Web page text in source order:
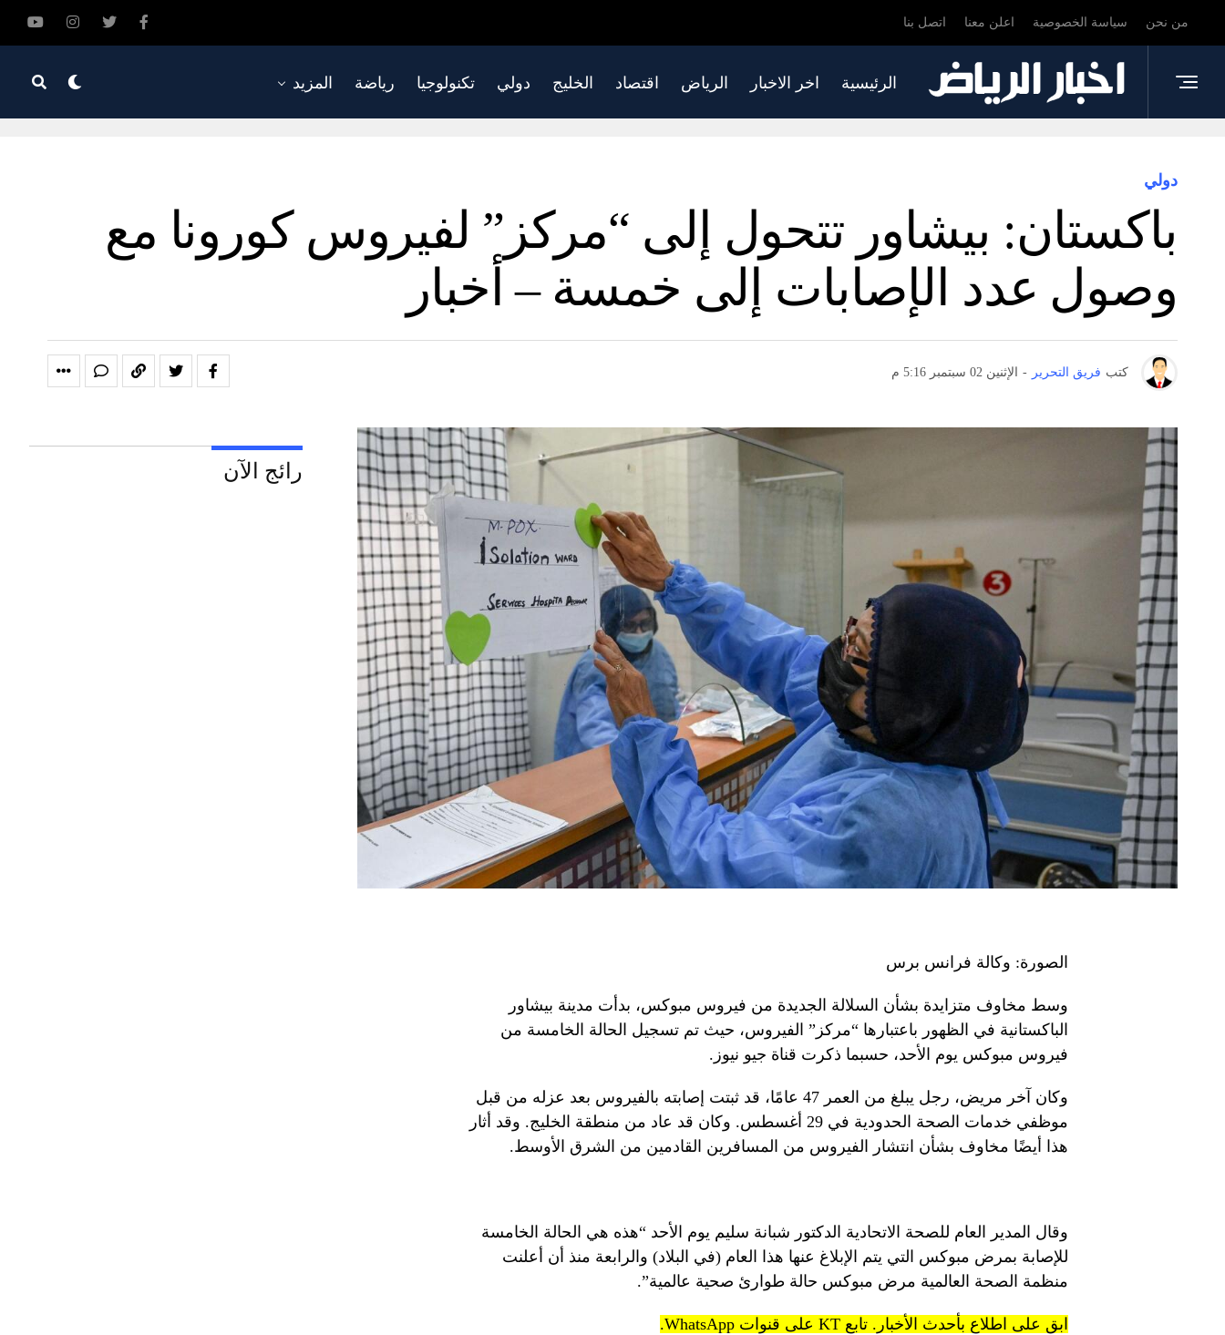
من نحن سياسة الخصوصية اعلن معنا اتصل بنا
الرئيسية اخر الاخبار الرياض اقتصاد الخليج دولي تكنولوجيا رياضة المزيد
دولي
باكستان: بيشاور تتحول إلى “مركز” لفيروس كورونا مع
وصول عدد الإصابات إلى خمسة – أخبار
كتب فريق التحرير - الإثنين 02 سبتمبر 5:16 م
الصورة: وكالة فرانس برس
وسط مخاوف متزايدة بشأن السلالة الجديدة من فيروس مبوكس، بدأت مدينة بيشاور
الباكستانية في الظهور باعتبارها “مركز” الفيروس، حيث تم تسجيل الحالة الخامسة من
فيروس مبوكس يوم الأحد، حسبما ذكرت قناة جيو نيوز.
وكان آخر مريض، رجل يبلغ من العمر 47 عامًا، قد ثبتت إصابته بالفيروس بعد عزله من قبل
موظفي خدمات الصحة الحدودية في 29 أغسطس. وكان قد عاد من منطقة الخليج. وقد أثار
هذا أيضًا مخاوف بشأن انتشار الفيروس من المسافرين القادمين من الشرق الأوسط.
وقال المدير العام للصحة الاتحادية الدكتور شبانة سليم يوم الأحد “هذه هي الحالة الخامسة
للإصابة بمرض مبوكس التي يتم الإبلاغ عنها هذا العام (في البلاد) والرابعة منذ أن أعلنت
منظمة الصحة العالمية مرض مبوكس حالة طوارئ صحية عالمية”.
ابق على اطلاع بأحدث الأخبار. تابع KT على قنوات WhatsApp.
رائج الآن